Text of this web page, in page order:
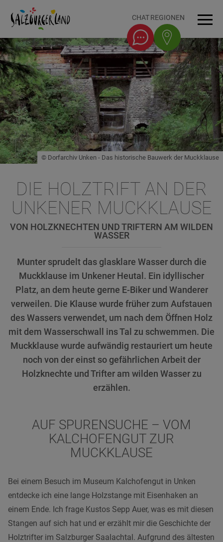
Zum InhaltAccesskey
[0]
Zur NavigationAccesskey
[1]
Zum Seitenanfang
Zum Fuß-BereichAccesskey
[3] CHAT REGIONEN
© Dorfarchiv Unken - Das historische Bauwerk der Muckklause
DIE HOLZTRIFT AN DER
UNKENER MUCKKLAUSE
VON HOLZKNECHTEN UND TRIFTERN AM WILDEN
WASSER
Munter sprudelt das glasklare Wasser durch die
Muckklause im Unkener Heutal. Ein idyllischer
Platz, an dem heute gerne E-Biker und Wanderer
verweilen. Die Klause wurde früher zum Aufstauen
des Wassers verwendet, um nach dem Öffnen Holz
mit dem Wasserschwall ins Tal zu schwemmen. Die
Muckklause wurde aufwändig restauriert um heute
noch von der einst so gefährlichen Arbeit der
Holzknechte und Trifter am wilden Wasser zu
erzählen.
AUF SPURENSUCHE – VOM
KALCHOFENGUT ZUR
MUCKKLAUSE
Bei einem Besuch im Museum Kalchofengut in Unken
entdecke ich eine lange Holzstange mit Eisenhaken an
einem Ende. Ich frage Kustos Sepp Auer, was es mit diesen
Stangen auf sich hat und er erzählt mir die Geschichte der
Holztrifter im Salzburger Saalachtal. Aufgrund des ältesten